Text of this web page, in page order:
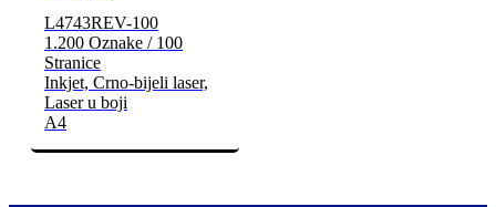
L4743REV-100
1.200 Oznake / 100
Stranice
Inkjet, Crno-bijeli laser,
Laser u boji
A4